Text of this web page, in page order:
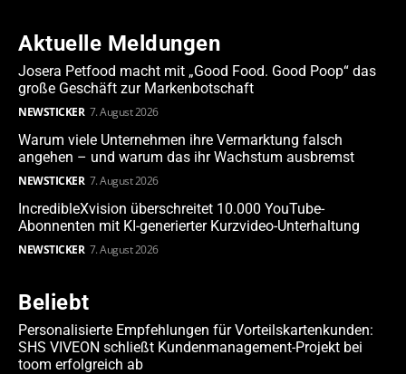
Aktuelle Meldungen
Josera Petfood macht mit „Good Food. Good Poop“ das
große Geschäft zur Markenbotschaft
NEWSTICKER 7. August 2026
Warum viele Unternehmen ihre Vermarktung falsch
angehen – und warum das ihr Wachstum ausbremst
NEWSTICKER 7. August 2026
IncredibleXvision überschreitet 10.000 YouTube-
Abonnenten mit KI-generierter Kurzvideo-Unterhaltung
NEWSTICKER 7. August 2026
Beliebt
Personalisierte Empfehlungen für Vorteilskartenkunden:
SHS VIVEON schließt Kundenmanagement-Projekt bei
toom erfolgreich ab